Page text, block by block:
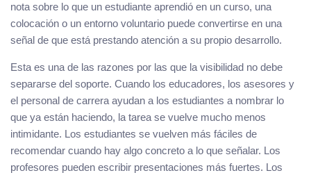
nota sobre lo que un estudiante aprendió en un curso, una
colocación o un entorno voluntario puede convertirse en una
señal de que está prestando atención a su propio desarrollo.
Esta es una de las razones por las que la visibilidad no debe
separarse del soporte. Cuando los educadores, los asesores y
el personal de carrera ayudan a los estudiantes a nombrar lo
que ya están haciendo, la tarea se vuelve mucho menos
intimidante. Los estudiantes se vuelven más fáciles de
recomendar cuando hay algo concreto a lo que señalar. Los
profesores pueden escribir presentaciones más fuertes. Los